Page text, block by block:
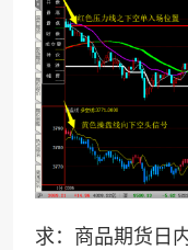
求：商品期货日